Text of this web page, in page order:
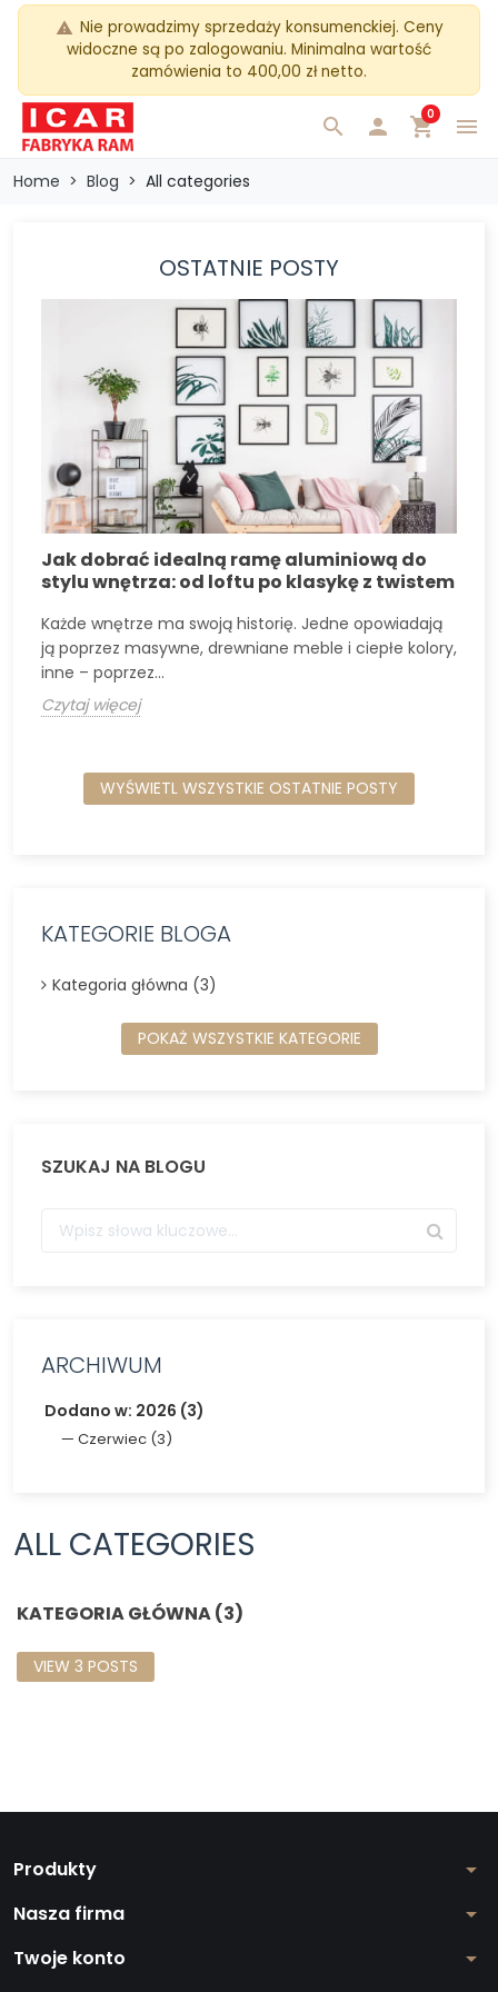
warning Nie prowadzimy sprzedaży konsumenckiej. Ceny
widoczne są po zalogowaniu. Minimalna wartość
zamówienia to 400,00 zł netto.
menu
search  shopping_cart
0
Home Blog All categories
OSTATNIE POSTY
Jak dobrać idealną ramę aluminiową do
stylu wnętrza: od loftu po klasykę z twistem
Każde wnętrze ma swoją historię. Jedne opowiadają
ją poprzez masywne, drewniane meble i ciepłe kolory,
inne – poprzez...
Czytaj więcej
WYŚWIETL WSZYSTKIE OSTATNIE POSTY
KATEGORIE BLOGA
Kategoria główna (3)
POKAŻ WSZYSTKIE KATEGORIE
SZUKAJ NA BLOGU
ARCHIWUM
Dodano w: 2026 (3)
Czerwiec (3)
ALL CATEGORIES
KATEGORIA GŁÓWNA (3)
VIEW 3 POSTS
Produkty arrow_drop_down
Nasza firma arrow_drop_down
Twoje konto arrow_drop_down